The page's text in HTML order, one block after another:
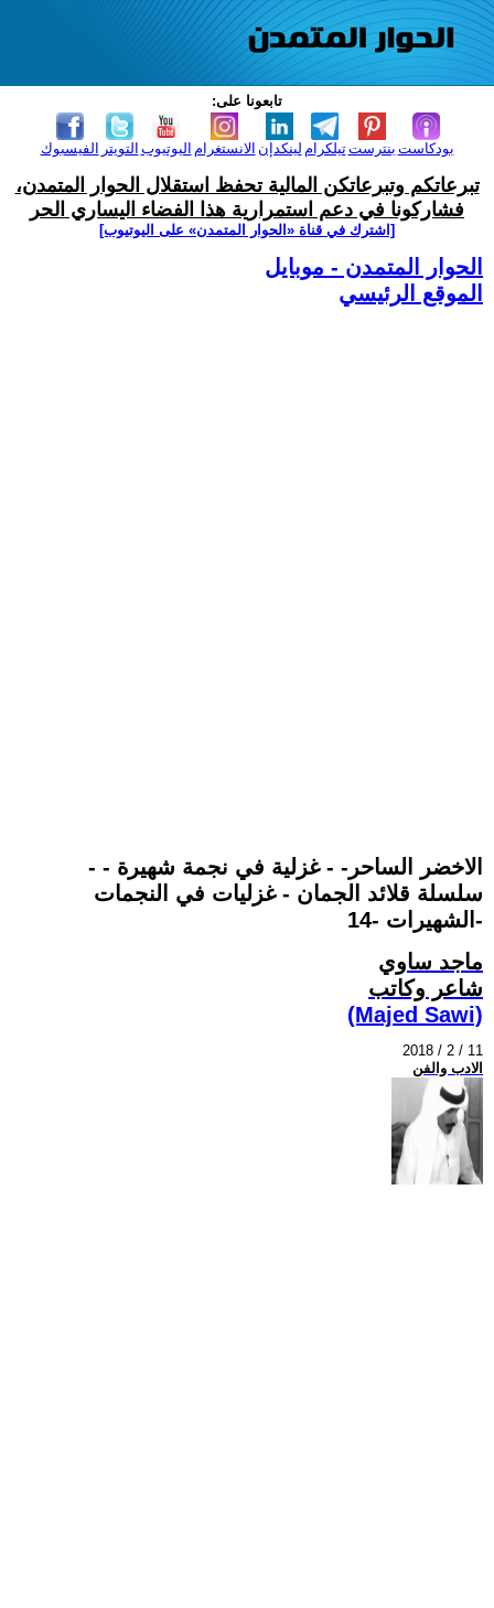
تابعونا على:
الفيسبوك التويتر اليوتيوب الانستغرام لينكدإن تيلكرامبنترست بودكاست
تبرعاتكم وتبرعاتكن المالية تحفظ استقلال الحوار المتمدن،
فشاركونا في دعم استمرارية هذا الفضاء اليساري الحر
[اشترك في قناة ‫«الحوار المتمدن» على اليوتيوب]
الحوار المتمدن - موبايل
الموقع الرئيسي
- الاخضر الساحر- - غزلية في نجمة شهيرة -
سلسلة قلائد الجمان - غزليات في النجمات
الشهيرات -14-
ماجد ساوي
شاعر وكاتب
(Majed Sawi)
2018 / 2 / 11
الادب والفن